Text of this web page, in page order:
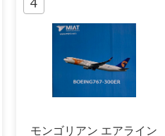
モンゴリアン エアライン